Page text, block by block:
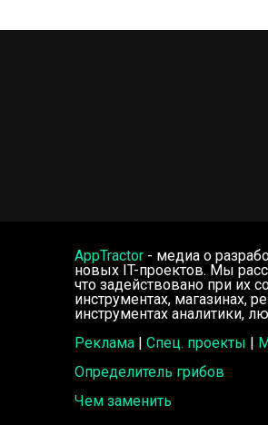
AppTractor - медиа о
новых IT-проектов. Мы
что задействовано при их
инструментах, магазинах,
инструментах аналитики,
Реклама | Спец. проекты |
Определитель грибов
Чем заменить